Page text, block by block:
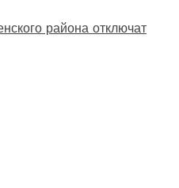
района отключат